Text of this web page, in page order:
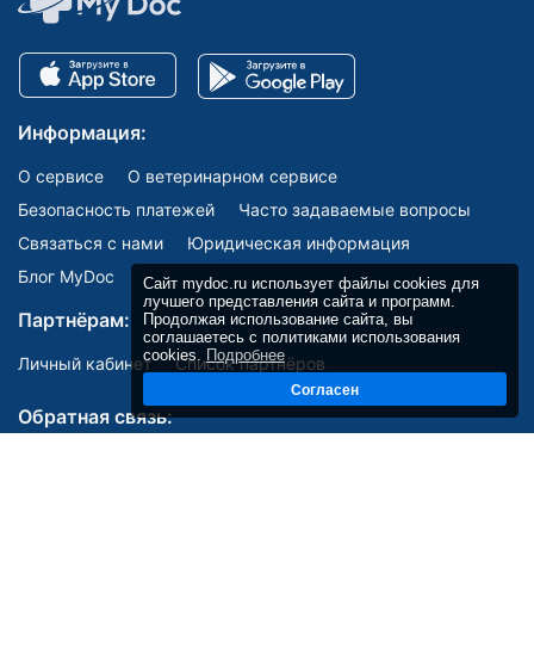
Сайт mydoc.ru использует файлы cookies для
лучшего представления сайта и программ.
Продолжая использование сайта, вы
соглашаетесь с политиками использования
cookies. Подробнее
Согласен
Информация:
О сервисе
О ветеринарном сервисе
Безопасность платежей
Часто задаваемые вопросы
Связаться с нами
Юридическая информация
Блог MyDoc
Партнёрам:
Личный кабинет Список партнёров
Обратная связь: